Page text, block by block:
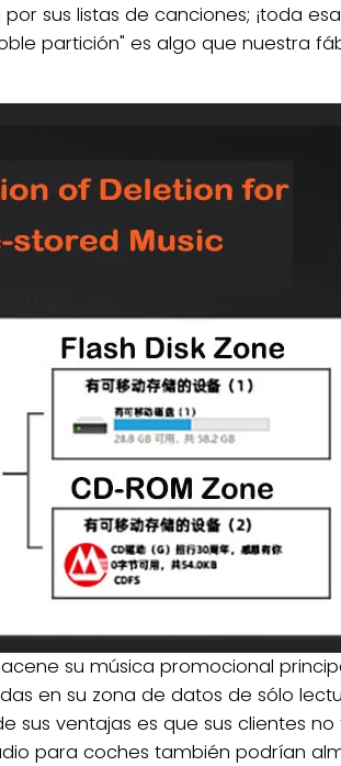
sus listas de canciones; ¡toda
partición" es algo que nuestra
su música promocional
en su zona de datos de sólo
sus ventajas es que sus clientes
para coches también podrían